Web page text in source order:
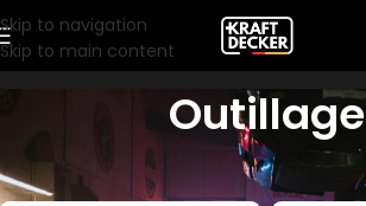
Skip to navigation
Skip to main content
Outillage
Accueil Outillage